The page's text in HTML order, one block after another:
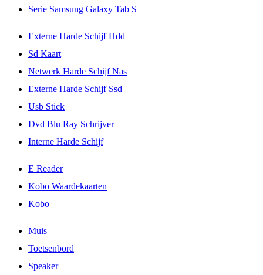
Serie Samsung Galaxy Tab S
Externe Harde Schijf Hdd
Sd Kaart
Netwerk Harde Schijf Nas
Externe Harde Schijf Ssd
Usb Stick
Dvd Blu Ray Schrijver
Interne Harde Schijf
E Reader
Kobo Waardekaarten
Kobo
Muis
Toetsenbord
Speaker